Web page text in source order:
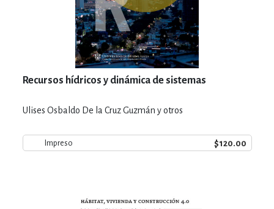
Recursos hídricos y dinámica de sistemas
Ulises Osbaldo De la Cruz Guzmán y otros
Impreso $120.00